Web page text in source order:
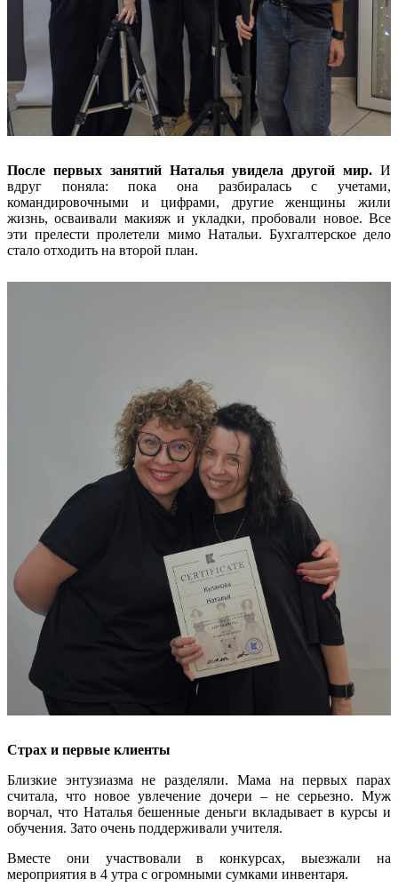
После первых занятий Наталья увидела другой мир. И
вдруг поняла: пока она разбиралась с учетами,
командировочными и цифрами, другие женщины жили
жизнь, осваивали макияж и укладки, пробовали новое. Все
эти прелести пролетели мимо Натальи. Бухгалтерское дело
стало отходить на второй план.
Страх и первые клиенты
Близкие энтузиазма не разделяли. Мама на первых парах
считала, что новое увлечение дочери – не серьезно. Муж
ворчал, что Наталья бешенные деньги вкладывает в курсы и
обучения. Зато очень поддерживали учителя.
Вместе они участвовали в конкурсах, выезжали на
мероприятия в 4 утра с огромными сумками инвентаря.